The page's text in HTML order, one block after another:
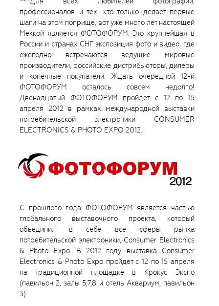
профессионалов и тех, кто только делает первые
шаги на этом поприще, вот уже много лет настоящей
Меккой является ФОТОФОРУМ. Это крупнейшая в
России и странах СНГ экспозиция фото и видео, где
ежегодно встречаются ведущие мировые
производители, российские дистрибьюторы, дилеры
и конечные покупатели. Ждать очередной 12-й
ФОТОФОРУМ осталось совсем недолго!
Двенадцатый ФОТОФОРУМ пройдет с 12 по 15
апреля 2012 в рамках международной выставки
потребительской электроники CONSUMER
ELECTRONICS & PHOTO EXPO 2012.
С прошлого года ФОТОФОРУМ является частью
глобального выставочного проекта, который
объединил в себе все сферы рынка
потребительской электроники, Consumer Electronics
& Photo Expo. В 2012 году выставка Consumer
Electronics & Photo Expo пройдет с 12 по 15 апреля
на традиционной площадке в Крокус Экспо
(павильон 2, залы 5,7,8 и отель Аквариум, павильон
3).